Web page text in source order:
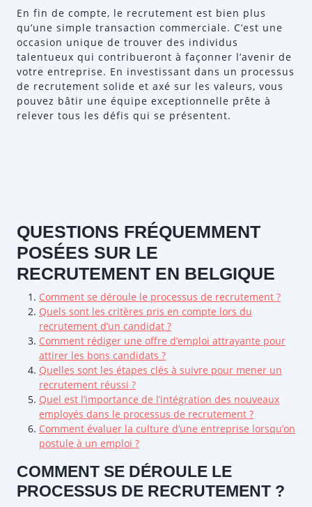
En fin de compte, le recrutement est bien plus
qu’une simple transaction commerciale. C’est une
occasion unique de trouver des individus
talentueux qui contribueront à façonner l’avenir de
votre entreprise. En investissant dans un processus
de recrutement solide et axé sur les valeurs, vous
pouvez bâtir une équipe exceptionnelle prête à
relever tous les défis qui se présentent.
QUESTIONS FRÉQUEMMENT
POSÉES SUR LE
RECRUTEMENT EN BELGIQUE
Comment se déroule le processus de recrutement ?
Quels sont les critères pris en compte lors du
recrutement d’un candidat ?
Comment rédiger une offre d’emploi attrayante pour
attirer les bons candidats ?
Quelles sont les étapes clés à suivre pour mener un
recrutement réussi ?
Quel est l’importance de l’intégration des nouveaux
employés dans le processus de recrutement ?
Comment évaluer la culture d’une entreprise lorsqu’on
postule à un emploi ?
COMMENT SE DÉROULE LE
PROCESSUS DE RECRUTEMENT ?